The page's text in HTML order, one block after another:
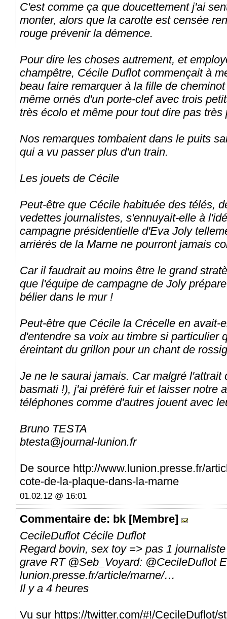
C'est comme ça que doucettement j'ai
monter, alors que la carotte est censée
rouge prévenir la démence.
Pour dire les choses autrement, et
champêtre, Cécile Duflot commençait à
beau faire remarquer à la fille de
même ornés d'un porte-clef avec trois
très écolo et même pour tout dire pas très
Nos remarques tombaient dans le puits
qui a vu passer plus d'un train.
Les jouets de Cécile
Peut-être que Cécile habituée des télés,
vedettes journalistes, s'ennuyait-elle à
campagne présidentielle d'Eva Joly
arriérés de la Marne ne pourront jamais
Car il faudrait au moins être le grand
que l'équipe de campagne de Joly
bélier dans le mur !
Peut-être que Cécile la Crécelle en avait-
d'entendre sa voix au timbre si particulier
éreintant du grillon pour un chant de
Je ne le saurai jamais. Car malgré l'attrait
basmati !), j'ai préféré fuir et laisser notre
téléphones comme d'autres jouent avec
Bruno TESTA
btesta@journal-lunion.fr
De source http://www.lunion.presse.fr/
cote-de-la-plaque-dans-la-marne
01.02.12 @ 16:01
Commentaire de: bk [Membre]
CecileDuflot Cécile Duflot
Regard bovin, sex toy => pas 1
grave RT @Seb_Voyard: @CecileDuflot
lunion.presse.fr/article/marne/…
Il y a 4 heures
Vu sur https://twitter.com/#!/CecileDuflot/